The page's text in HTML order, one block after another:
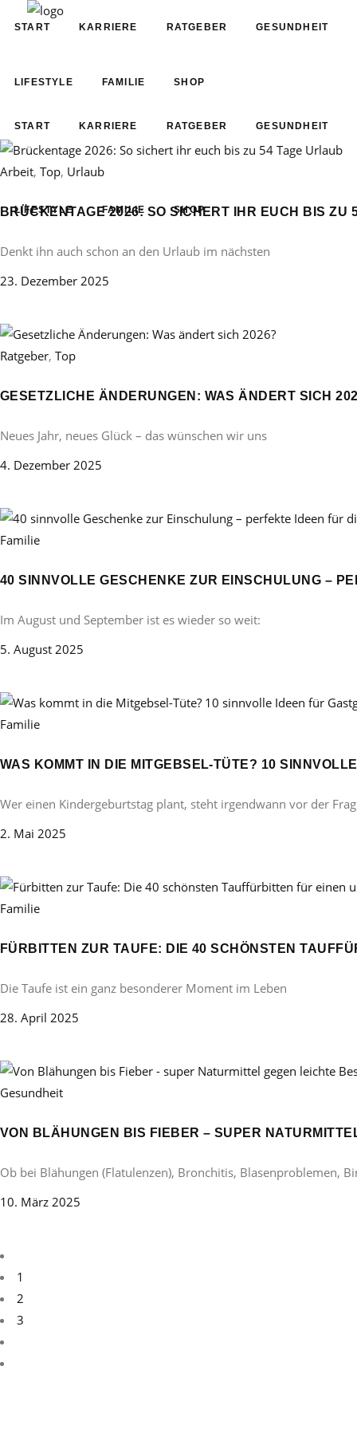
START KARRIERE RATGEBER GESUNDHEIT
LIFESTYLE FAMILIE SHOP
START KARRIERE RATGEBER GESUNDHEIT
LIFESTYLE FAMILIE SHOP
Arbeit, Top, Urlaub
BRÜCKENTAGE 2026: SO SICHERT IHR EUCH BIS ZU
Denkt ihn auch schon an den Urlaub im nächsten
23. Dezember 2025
Ratgeber, Top
GESETZLICHE ÄNDERUNGEN: WAS ÄNDERT SICH
Neues Jahr, neues Glück – das wünschen wir uns
4. Dezember 2025
Familie
40 SINNVOLLE GESCHENKE ZUR EINSCHULUNG –
Im August und September ist es wieder so weit:
5. August 2025
Familie
WAS KOMMT IN DIE MITGEBSEL-TÜTE? 10
Wer einen Kindergeburtstag plant, steht irgendwann vor der
2. Mai 2025
Familie
FÜRBITTEN ZUR TAUFE: DIE 40 SCHÖNSTEN
Die Taufe ist ein ganz besonderer Moment im Leben
28. April 2025
Gesundheit
VON BLÄHUNGEN BIS FIEBER – SUPER
Ob bei Blähungen (Flatulenzen), Bronchitis, Blasenproblemen,
10. März 2025
1
2
3